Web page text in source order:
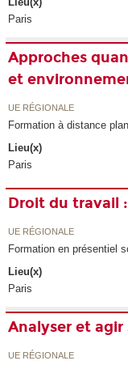
Paris
Approches
et
UE RÉGIONALE
Formation à distance
Lieu(x)
Paris
Droit du travail
UE RÉGIONALE
Formation en présentiel
Lieu(x)
Paris
Analyser et agir
UE RÉGIONALE